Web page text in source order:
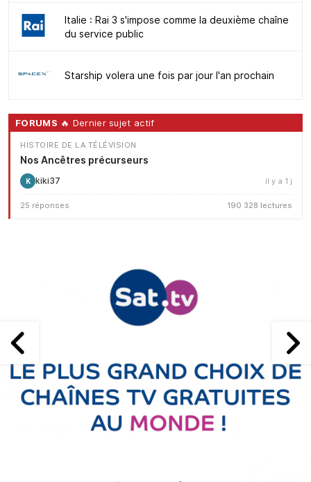
Italie : Rai 3 s'impose comme la deuxième chaîne
du service public
Starship volera une fois par jour l'an prochain
FORUMS 🔥 Dernier sujet actif
HISTOIRE DE LA TÉLÉVISION
Nos Ancêtres précurseurs
K kiki37 il y a 1 j
25 réponses 190 328 lectures